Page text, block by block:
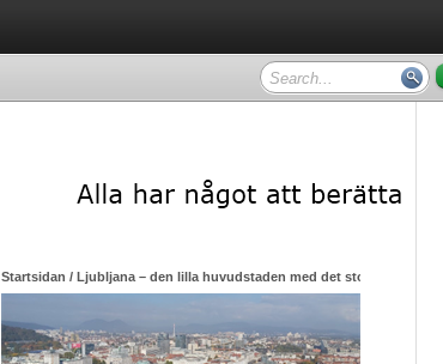
Startsidan / Ljubljana – den lilla huvudstaden med det stora hjärtat